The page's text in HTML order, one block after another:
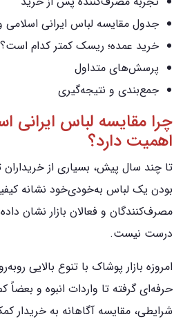
جدول مقایسه لباس ایرانی اسلامی
خرید عمده؛ ریسک کمتر کدام است؟
پرسش‌های متداول
جمع‌بندی و نتیجه‌گیری
چرا مقایسه لباس ایرانی
اهمیت دارد؟
تا چند سال پیش، بسیاری از خریداران
بودن یک لباس به‌خودی‌خود نشانه
مصرف‌کنندگان و فعالان بازار نشان
درست نیست.
امروزه بازار پوشاک با تنوع بالایی
حرفه‌ای گرفته تا واردات انبوه و
شرایطی، مقایسه آگاهانه به خریدار